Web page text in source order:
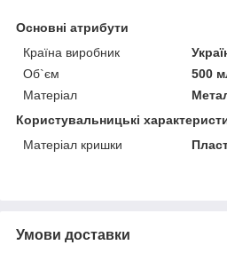
Основні атрибути
Країна виробник
Об`єм
500
Матеріал
Користувальницькі
Матеріал кришки
Умови доставки